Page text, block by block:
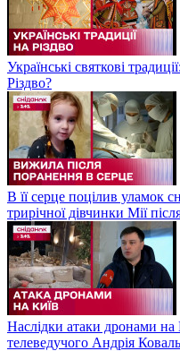
Українські святкові
Різдво?
В її серце поцілив уламок
трирічної дівчинки Мії
Наслідки атаки дронами на
телеведучого Андрія